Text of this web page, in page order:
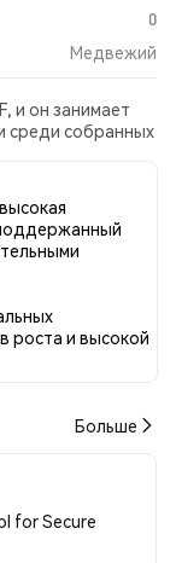
0
Медвежий
и он занимает
среди собранных
было
100.00%
0.00% твитов с
были
основаны на
роста и высокой
Больше
for Secure